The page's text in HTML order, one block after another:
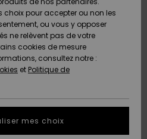
choix pour accepter ou non les
ou vous y opposer
ne relèvent pas de votre
cookies de mesure
consultez notre :
et Politique de
mes choix